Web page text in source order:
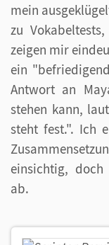
mein
zu
zeigen mir
ein
Antwort an
stehen kann,
steht fest.". Ich
einsichtig, doch
ab.